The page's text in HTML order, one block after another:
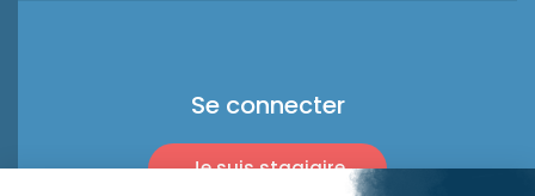
Se connecter
Je suis stagiaire